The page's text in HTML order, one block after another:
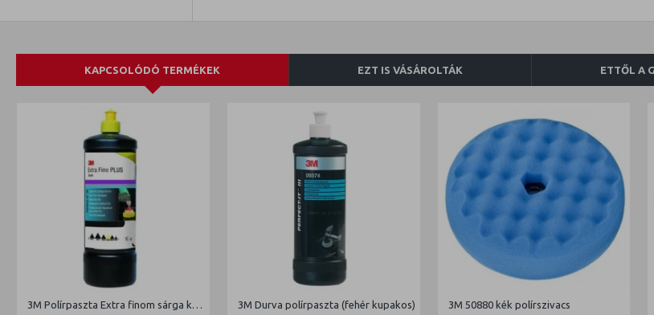
KAPCSOLÓDÓ TERMÉKEK EZT IS VÁSÁROLTÁK ETTŐL A
3M Polírpaszta Extra finom sárga kupakos 3M Durva polírpaszta (fehér kupakos) 3M 50880 kék polírszivacs